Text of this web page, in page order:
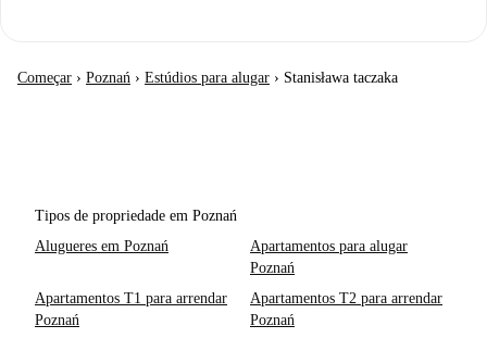
Começar › Poznań › Estúdios para alugar › Stanisława taczaka
Tipos de propriedade em Poznań
Alugueres em Poznań
Apartamentos para alugar
Poznań
Apartamentos T1 para arrendar
Poznań
Apartamentos T2 para arrendar
Poznań